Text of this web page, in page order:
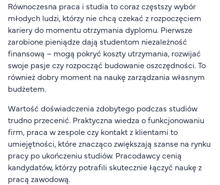
Równoczesna praca i studia to coraz częstszy wybór
młodych ludzi, którzy nie chcą czekać z rozpoczęciem
kariery do momentu otrzymania dyplomu. Pierwsze
zarobione pieniądze dają studentom niezależność
finansową – mogą pokryć koszty utrzymania, rozwijać
swoje pasje czy rozpocząć budowanie oszczędności. To
również dobry moment na naukę zarządzania własnym
budżetem.
Wartość doświadczenia zdobytego podczas studiów
trudno przecenić. Praktyczna wiedza o funkcjonowaniu
firm, praca w zespole czy kontakt z klientami to
umiejętności, które znacząco zwiększają szanse na rynku
pracy po ukończeniu studiów. Pracodawcy cenią
kandydatów, którzy potrafili skutecznie łączyć naukę z
pracą zawodową.